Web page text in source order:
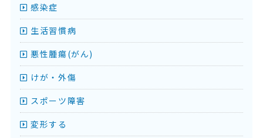
感染症
生活習慣病
悪性腫瘍(がん)
けが・外傷
スポーツ障害
変形する